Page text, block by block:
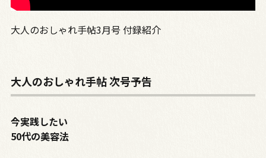
大人のおしゃれ手帖3月号 付録紹介
大人のおしゃれ手帖 次号予告
今実践したい
50代の美容法